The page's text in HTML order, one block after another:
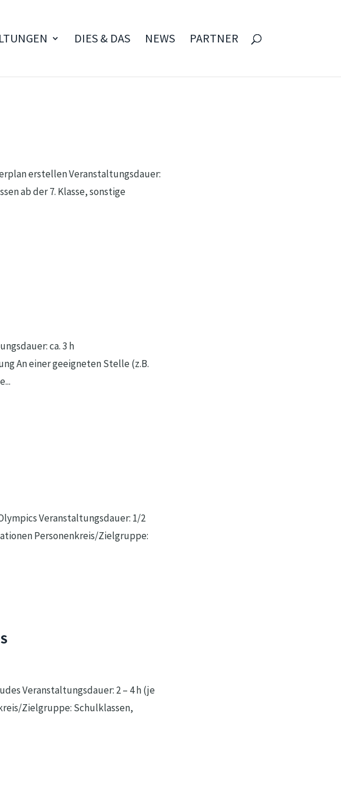
DIES & DAS NEWS PARTNER
erstellen Veranstaltungsdauer:
ab der 7. Klasse, sonstige
ca. 3 h
An einer geeigneten Stelle (z.B.
Veranstaltungsdauer: 1/2
Personenkreis/Zielgruppe:
Veranstaltungsdauer: 2 – 4 h (je
Zielgruppe: Schulklassen,